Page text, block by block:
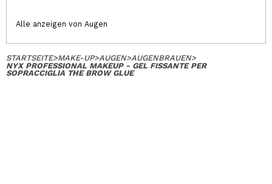
Alle anzeigen von Augen
STARTSEITE>MAKE-UP>AUGEN>AUGENBRAUEN>
NYX PROFESSIONAL MAKEUP - GEL FISSANTE PER
SOPRACCIGLIA THE BROW GLUE